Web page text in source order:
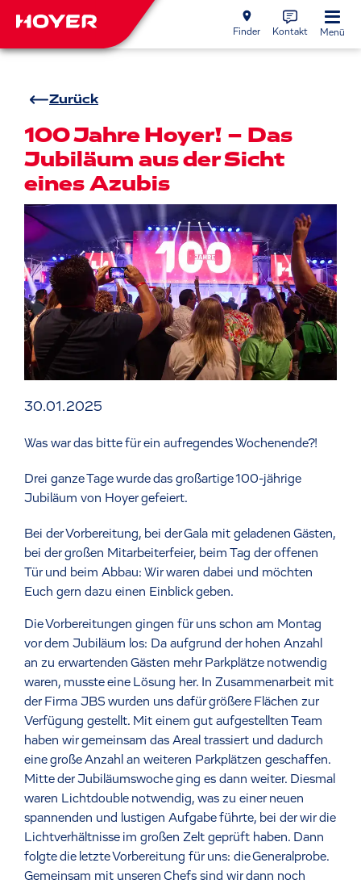
Finder Kontakt Menü
Zurück
100 Jahre Hoyer! – Das
Jubiläum aus der Sicht
eines Azubis
30.01.2025
Was war das bitte für ein aufregendes Wochenende?!
Drei ganze Tage wurde das großartige 100-jährige
Jubiläum von Hoyer gefeiert.
Bei der Vorbereitung, bei der Gala mit geladenen Gästen,
bei der großen Mitarbeiterfeier, beim Tag der offenen
Tür und beim Abbau: Wir waren dabei und möchten
Euch gern dazu einen Einblick geben.
Die Vorbereitungen gingen für uns schon am Montag
vor dem Jubiläum los: Da aufgrund der hohen Anzahl
an zu erwartenden Gästen mehr Parkplätze notwendig
waren, musste eine Lösung her. In Zusammenarbeit mit
der Firma JBS wurden uns dafür größere Flächen zur
Verfügung gestellt. Mit einem gut aufgestellten Team
haben wir gemeinsam das Areal trassiert und dadurch
eine große Anzahl an weiteren Parkplätzen geschaffen.
Mitte der Jubiläumswoche ging es dann weiter. Diesmal
waren Lichtdouble notwendig, was zu einer neuen
spannenden und lustigen Aufgabe führte, bei der wir die
Lichtverhältnisse im großen Zelt geprüft haben. Dann
folgte die letzte Vorbereitung für uns: die Generalprobe.
Gemeinsam mit unseren Chefs sind wir dann noch